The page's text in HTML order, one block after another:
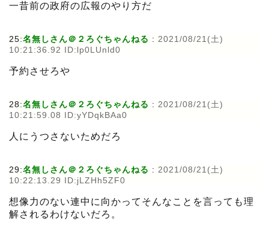
一昔前の政府の広報のやり方だ
25:名無しさん＠２ろぐちゃんねる : 2021/08/21(土)
10:21:36.92 ID:lp0LUnld0
予約させろや
28:名無しさん＠２ろぐちゃんねる : 2021/08/21(土)
10:21:59.08 ID:yYDqkBAa0
人にうつさないためだろ
29:名無しさん＠２ろぐちゃんねる : 2021/08/21(土)
10:22:13.29 ID:jLZHh5ZF0
想像力のない連中に向かってそんなことを言っても理
解されるわけないだろ。